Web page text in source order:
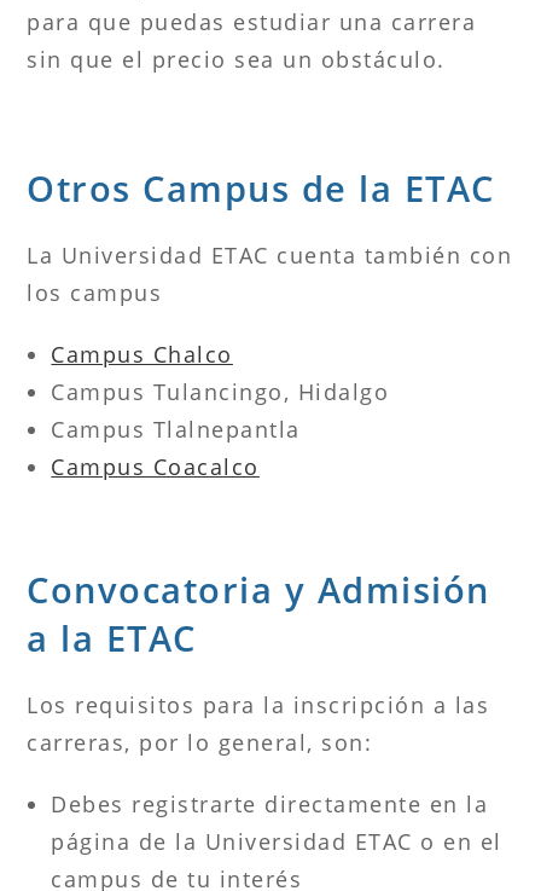
para que puedas estudiar una carrera
sin que el precio sea un obstáculo.
Otros Campus de la ETAC
La Universidad ETAC cuenta también con
los campus
Campus Chalco
Campus Tulancingo, Hidalgo
Campus Tlalnepantla
Campus Coacalco
Convocatoria y Admisión
a la ETAC
Los requisitos para la inscripción a las
carreras, por lo general, son:
Debes registrarte directamente en la
página de la Universidad ETAC o en el
campus de tu interés